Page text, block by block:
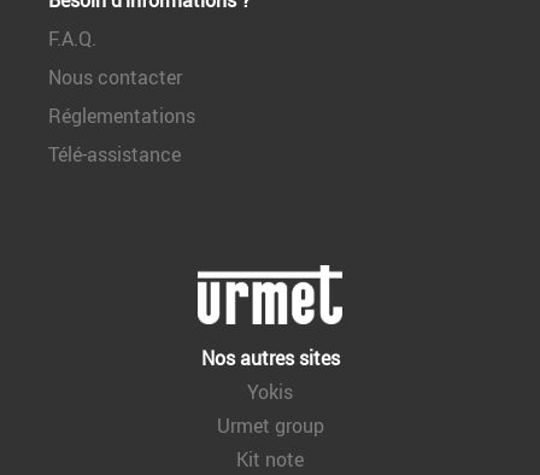
F.A.Q.
Nous contacter
Réglementations
Télé-assistance
Nos autres sites
Yokis
Urmet group
Kit note